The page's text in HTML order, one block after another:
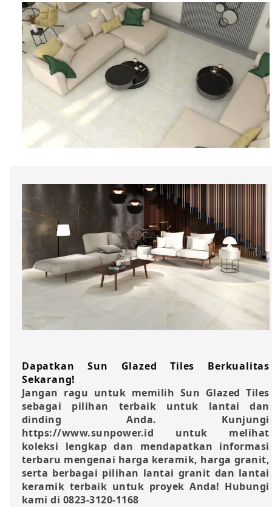
Dapatkan Sun Glazed Tiles Berkualitas
Sekarang!
Jangan ragu untuk memilih Sun Glazed Tiles
sebagai pilihan terbaik untuk lantai dan
dinding Anda. Kunjungi
https://www.sunpower.id untuk melihat
koleksi lengkap dan mendapatkan informasi
terbaru mengenai harga keramik, harga granit,
serta berbagai pilihan lantai granit dan lantai
keramik terbaik untuk proyek Anda! Hubungi
kami di 0823-3120-1168